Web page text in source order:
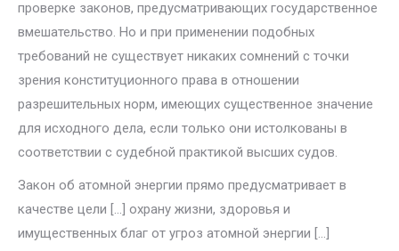
проверке законов, преду­сматривающих государственное
вмешательство. Но и при применении подобных
требований не существует никаких сомнений с точки
зрения конституционного права в отношении
разрешительных норм, имеющих существенное значение
для исходного дела, если только они истолкова­ны в
соответствии с судебной практикой высших судов.
Закон об атомной энергии прямо предусматривает в
качестве цели […] охрану жизни, здоровья и
имущественных благ от угроз атомной энергии […]